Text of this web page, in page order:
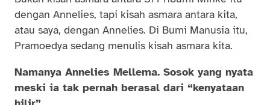
dengan Annelies, tapi kisah asmara antara kita,
atau saya, dengan Annelies. Di Bumi Manusia itu,
Pramoedya sedang menulis kisah asmara kita.
Namanya Annelies Mellema. Sosok yang nyata
meski ia tak pernah berasal dari “kenyataan